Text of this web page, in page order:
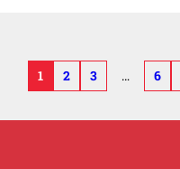
1 2 3 … 6